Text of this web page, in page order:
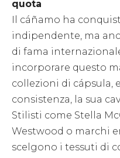
quota
Il cáñamo ha
indipendente, ma
di fama
incorporare questo
collezioni di cápsula,
consistenza, la sua
Stilisti come Stella
Westwood o marchi
scelgono i tessuti di